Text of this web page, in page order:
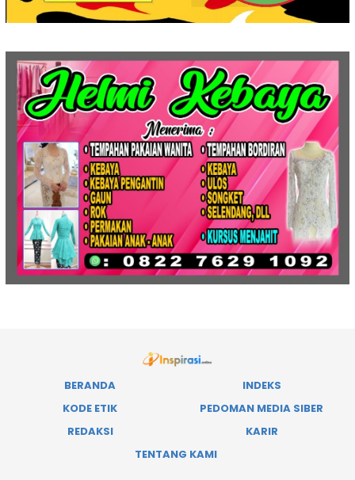
BERANDA
INDEKS
KODE ETIK
PEDOMAN MEDIA SIBER
REDAKSI
KARIR
TENTANG KAMI